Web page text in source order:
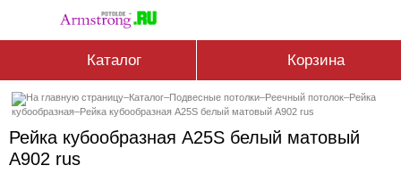
Каталог Корзина
–Каталог–Подвесные потолки–Реечный потолок–Рейка
кубообразная–Рейка кубообразная A25S белый матовый А902 rus
Рейка кубообразная A25S белый матовый
А902 rus